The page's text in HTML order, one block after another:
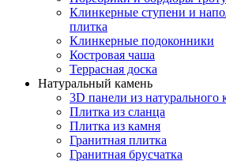
Клинкерные ступени и
плитка
Клинкерные подоконники
Костровая чаша
Террасная доска
Натуральный камень
3D панели из натурального
Плитка из сланца
Плитка из камня
Гранитная плитка
Гранитная брусчатка